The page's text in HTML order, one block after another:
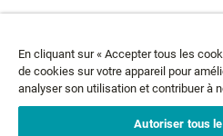
En cliquant sur « Accepter tous les
de cookies sur votre appareil pour
analyser son utilisation et contribuer à
Autoriser tous